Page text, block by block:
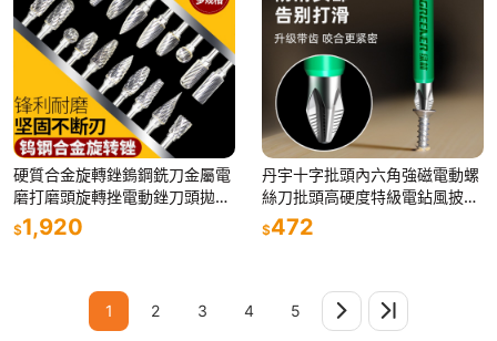
硬質合金旋轉銼鎢鋼銑刀金屬電
磨打磨頭旋轉挫電動銼刀頭拋光
6mm
$1,920
丹宇十字批頭內六角強磁電動螺
絲刀批頭高硬度特級電鉆風披頭
防滑
$472
1 2 3 4 5